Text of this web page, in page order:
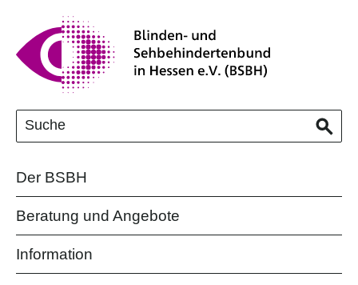
Der BSBH
Beratung und Angebote
Information